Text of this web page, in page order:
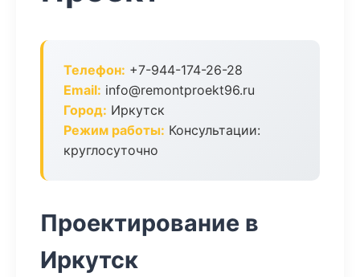
Телефон: +7-944-174-26-28
Email: info@remontproekt96.ru
Город: Иркутск
Режим работы: Консультации:
круглосуточно
Проектирование в
Иркутск